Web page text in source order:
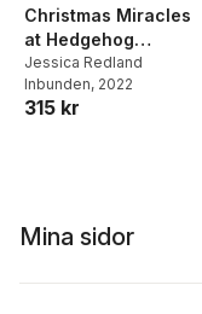
Christmas Miracles
at Hedgehog
Hollow
Jessica Redland
Inbunden, 2022
315 kr
Mina sidor